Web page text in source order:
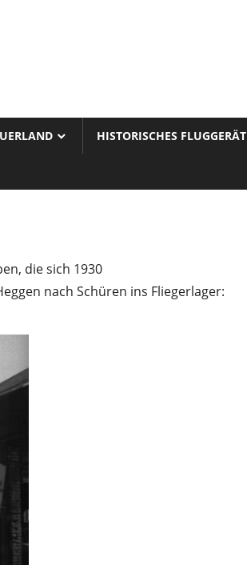
HISTORISCHES FLUGGERÄT
die sich 1930
nach Schüren ins Fliegerlager: